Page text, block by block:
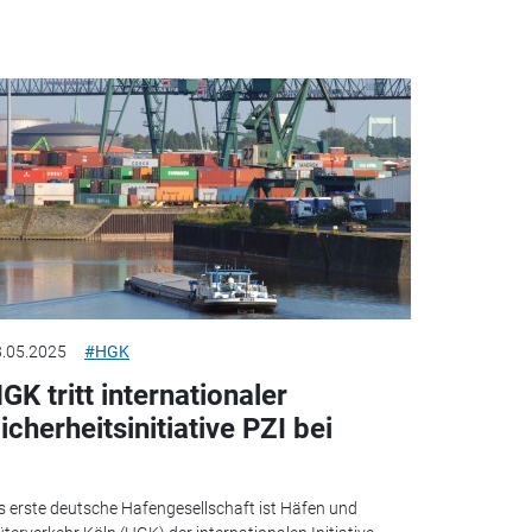
#HGK
tritt internationaler
PZI bei
erste deutsche Hafengesellschaft ist Häfen und